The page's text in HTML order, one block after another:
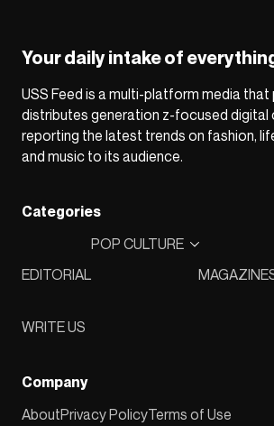
Your daily intake of
USS Feed is a multi-platform media
distributes generation z-focused digital
reporting the latest trends on fashion,
and music to its audience.
Categories
EDITORIAL
POP CULTURE
WRITE US
Company
AboutPrivacy PolicyTerms of Use